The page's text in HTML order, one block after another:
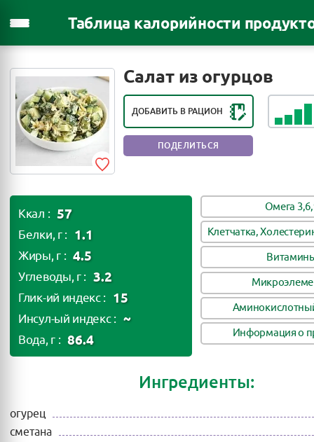
Таблица калорийности
Салат из огурцов
ДОБАВИТЬ В РАЦИОН
ПОДЕЛИТЬСЯ
Ккал : 57
Белки, г : 1.1
Жиры, г : 4.5
Углеводы, г : 3.2
Глик-ий индекс : 15
Инсул-ый индекс : ~
Вода, г : 86.4
Омега
Клетчатка,
Информация о
Ингредиенты:
огурец
сметана